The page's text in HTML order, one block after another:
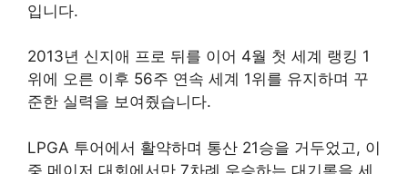
입니다.
2013년 신지애 프로 뒤를 이어 4월 첫 세계 랭킹 1
위에 오른 이후 56주 연속 세계 1위를 유지하며 꾸
준한 실력을 보여줬습니다.
LPGA 투어에서 활약하며 통산 21승을 거두었고, 이
중 메이저 대회에서만 7차례 우승하는 대기록을 세